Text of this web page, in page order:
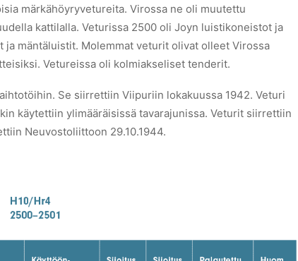
märkähöyryvetureita. Virossa ne oli muutettu
kattilalla. Veturissa 2500 oli Joyn luistikoneistot ja
mäntäluistit. Molemmat veturit olivat olleet Virossa
Vetureissa oli kolmiakseliset tenderit.
Se siirrettiin Viipuriin lokakuussa 1942. Veturi
käytettiin ylimääräisissä tavarajunissa. Veturit siirrettiin
Neuvostoliittoon 29.10.1944.